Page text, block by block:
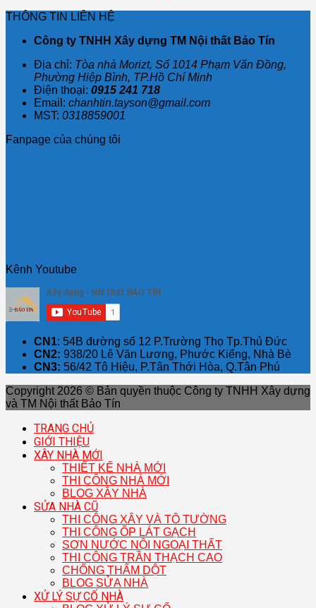
THÔNG TIN LIÊN HỆ
Công ty TNHH Xây dựng TM Nội thất Bảo Tín
Địa chỉ: Tòa nhà Morizt, Số 1014 Phạm Văn Đồng,
Phường Hiệp Bình, TP.Hồ Chí Minh
Điện thoại: 0915 241 718
Email: chanhtin.tayson@gmail.com
MST: 0318859001
Fanpage của chúng tôi
Kênh Youtube
CN1: 54B đường số 12 P.Trường Thọ Tp.Thủ Đức
CN2: 938/20 Lê Văn Lương, Phước Kiểng, Nhà Bè
CN3: 56/42 Tô Hiệu, P.Tân Thới Hòa, Q.Tân Phú
Copyright 2026 © Bản quyền thuộc Công ty TNHH Xây dựng
và TM Nội thất Bảo Tín
TRANG CHỦ
GIỚI THIỆU
XÂY NHÀ MỚI
THIẾT KẾ NHÀ MỚI
THI CÔNG NHÀ MỚI
BLOG XÂY NHÀ
SỬA NHÀ CŨ
THI CÔNG XÂY VÀ TÔ TƯỜNG
THI CÔNG ỐP LÁT GẠCH
SƠN NƯỚC NỘI NGOẠI THẤT
THI CÔNG TRẦN THẠCH CAO
CHỐNG THẤM DỘT
BLOG SỬA NHÀ
XỬ LÝ SỰ CỐ NHÀ